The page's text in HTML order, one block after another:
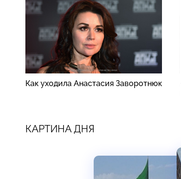
Как уходила Анастасия Заворотнюк
КАРТИНА ДНЯ